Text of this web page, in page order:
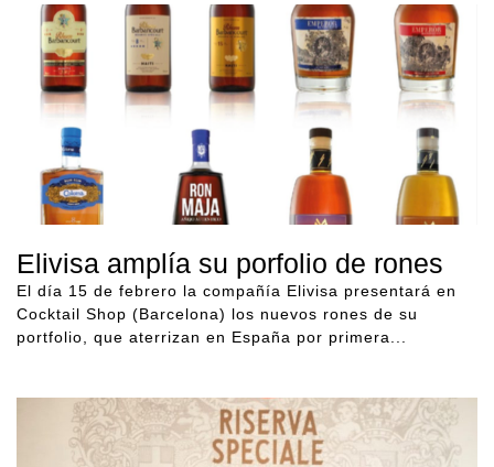
Elivisa amplía su porfolio de rones
El día 15 de febrero la compañía Elivisa presentará en
Cocktail Shop (Barcelona) los nuevos rones de su
portfolio, que aterrizan en España por primera...